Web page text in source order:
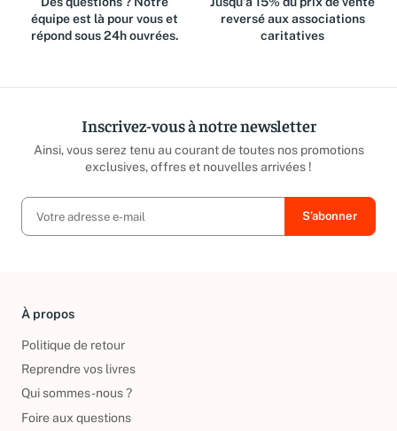
équipe est là pour vous et
répond sous 24h ouvrées.
reversé aux associations
caritatives
Inscrivez-vous à notre newsletter
Ainsi, vous serez tenu au courant de toutes nos promotions
exclusives, offres et nouvelles arrivées !
À propos
Politique de retour
Reprendre vos livres
Qui sommes-nous ?
Foire aux questions